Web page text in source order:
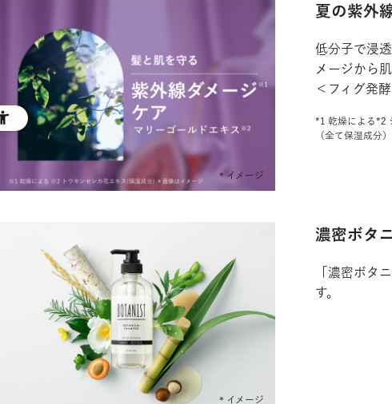
夏の紫外
低分子で浸
メージから
＜フィグ発
*1 乾燥による*2
（全て保湿成分
濃密ボタ
「濃密ボタ
す。